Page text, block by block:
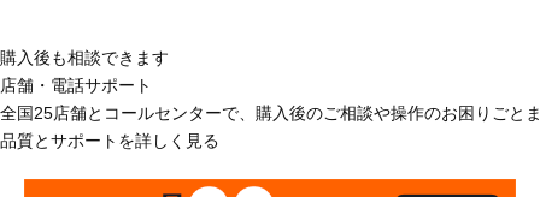
購入後も相談できます
店舗・電話サポート
全国25店舗とコールセンターで、購入後のご相談や操作のお困りごと
品質とサポートを詳しく見る